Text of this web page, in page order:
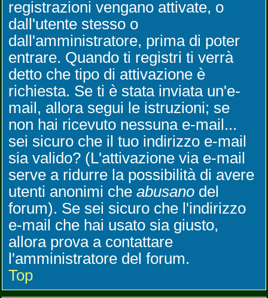
registrazioni vengano attivate, o
dall'utente stesso o
dall'amministratore, prima di poter
entrare. Quando ti registri ti verrà
detto che tipo di attivazione è
richiesta. Se ti è stata inviata un'e-
mail, allora segui le istruzioni; se
non hai ricevuto nessuna e-mail...
sei sicuro che il tuo indirizzo e-mail
sia valido? (L'attivazione via e-mail
serve a ridurre la possibilità di avere
utenti anonimi che abusano del
forum). Se sei sicuro che l'indirizzo
e-mail che hai usato sia giusto,
allora prova a contattare
l'amministratore del forum.
Top